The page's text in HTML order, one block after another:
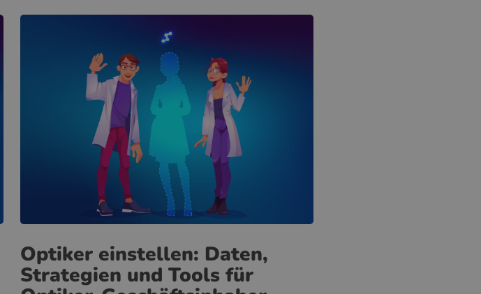
Optiker einstellen: Daten,
Strategien und Tools für